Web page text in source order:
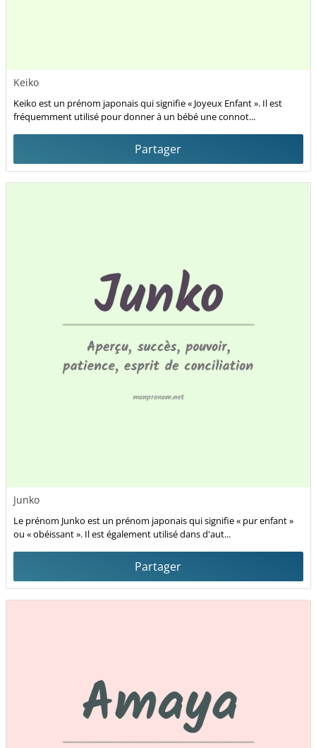
Keiko
Keiko est un prénom japonais qui signifie « Joyeux Enfant ». Il est
fréquemment utilisé pour donner à un bébé une connot...
Partager
Junko
Le prénom Junko est un prénom japonais qui signifie « pur enfant »
ou « obéissant ». Il est également utilisé dans d'aut...
Partager